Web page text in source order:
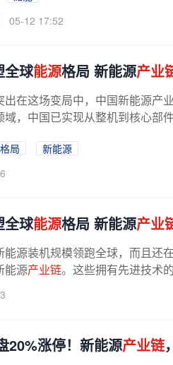
05-12 17:52
全球能源格局 新能源产业
出在这场变局中，中国新能源产
域，中国已实现从整机到核心部
局
新能源
全球能源格局 新能源产业
源装机规模领跑全球，而且还
能源产业链。这些拥有先进技术
20%涨停！新能源产业链